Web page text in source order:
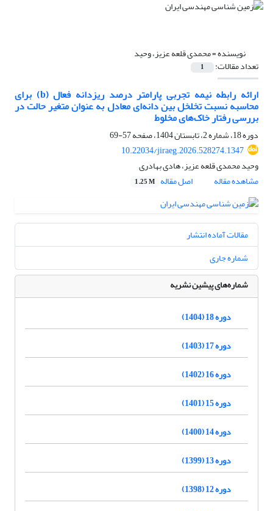
نویسنده =محمدی قلعه عزیز، وحید
تعداد مقالات: 1
ارائه رابطه نیمه تجربی پارامتر درصد ریزدانه فعال (b) برای
محاسبه نسبت تخلخل بین دانه‌ای معادل به عنوان متغیر حالت در
بررسی رفتار خاک‌های مخلوط
دوره 18، شماره 2، تابستان 1404، صفحه
57-69
10.22034/jiraeg.2026.528274.1347
وحید محمدی قلعه عزیز، هادی بهادری
مشاهده مقاله
اصل مقاله 1.25 M
مقالات آماده انتشار
شماره جاری
شماره‌های پیشین نشریه
دوره 18 (1404)
دوره 17 (1403)
دوره 16 (1402)
دوره 15 (1401)
دوره 14 (1400)
دوره 13 (1399)
دوره 12 (1398)